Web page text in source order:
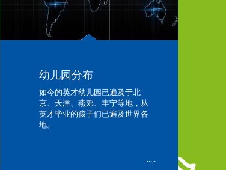
幼儿园分布
如今的英才幼儿园已遍及于北
京、天津、燕郊、丰宁等地，从
英才毕业的孩子们已遍及世界各
地。
.....